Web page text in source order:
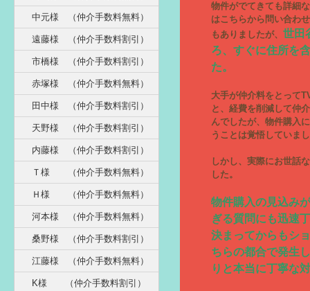
中元様 （仲介手数料無料）
遠藤様 （仲介手数料割引）
市橋様 （仲介手数料割引）
赤塚様 （仲介手数料無料）
田中様 （仲介手数料割引）
天野様 （仲介手数料割引）
内藤様 （仲介手数料割引）
Ｔ様 （仲介手数料無料）
Ｈ様 （仲介手数料無料）
河本様 （仲介手数料無料）
桑野様 （仲介手数料割引）
江藤様 （仲介手数料無料）
K様 （仲介手数料割引）
物件がでてきても詳細
はこちらから問い合わ
もありましたが、 世田
ろ、すぐに住所を
た。
大手が仲介料をとって
と、経費を削減して仲
んでしたが、物件購入
うことは覚悟していま
しかし、実際にお世話
した。
物件購入の見込み
ぎる質問にも迅速
決まってからもシ
ちらの都合で発生
りと本当に丁寧な